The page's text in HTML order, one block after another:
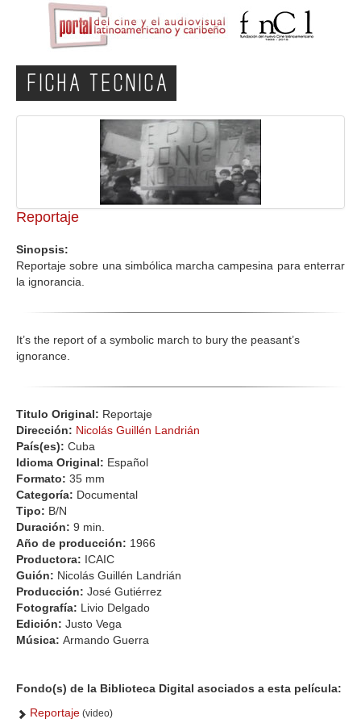
FICHA TECNICA
Reportaje
Sinopsis:
Reportaje sobre una simbólica marcha campesina para enterrar
la ignorancia.
It’s the report of a symbolic march to bury the peasant’s
ignorance.
Titulo Original: Reportaje
Dirección: Nicolás Guillén Landrián
País(es): Cuba
Idioma Original: Español
Formato: 35 mm
Categoría: Documental
Tipo: B/N
Duración: 9 min.
Año de producción: 1966
Productora: ICAIC
Guión: Nicolás Guillén Landrián
Producción: José Gutiérrez
Fotografía: Livio Delgado
Edición: Justo Vega
Música: Armando Guerra
Fondo(s) de la Biblioteca Digital asociados a esta película:
Reportaje (video)